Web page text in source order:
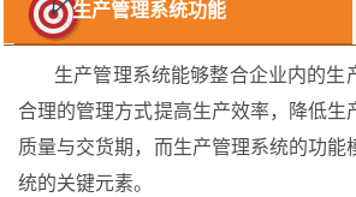
生产管理系统功能
生产管理系统能够整合企业内的生
合理的管理方式提高生产效率，降低生
质量与交货期，而生产管理系统的功能
统的关键元素。